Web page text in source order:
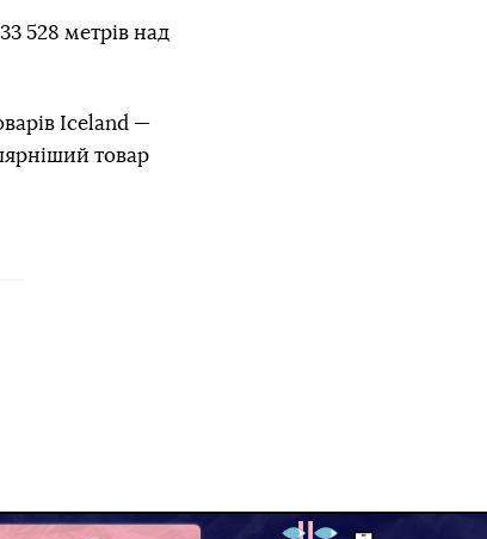
528 метрів над
Iceland —
товар